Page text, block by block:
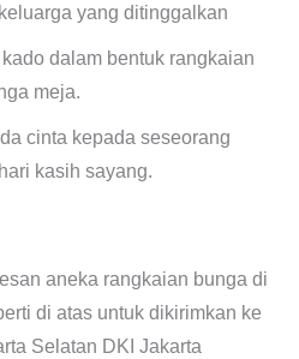
yang ditinggalkan
dalam bentuk rangkaian
meja.
cinta kepada seseorang
kasih sayang.
aneka rangkaian bunga di
di atas untuk dikirimkan ke
Selatan DKI Jakarta